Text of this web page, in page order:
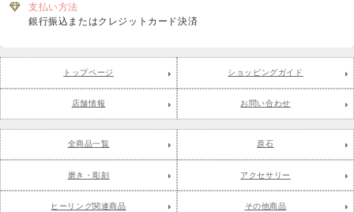
支払い方法
銀行振込またはクレジットカード決済
トップページ ショッピングガイド
店舗情報 お問い合わせ
全商品一覧 原石
磨き・彫刻 アクセサリー
ヒーリング関連商品 その他商品